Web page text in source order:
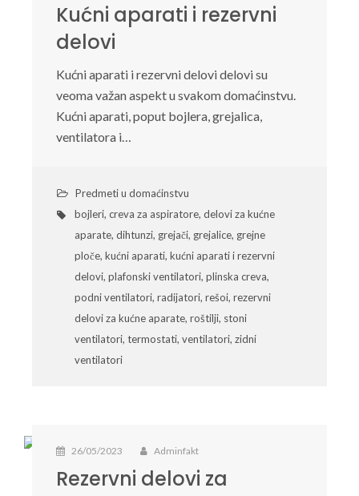
Kućni aparati i rezervni
delovi
Kućni aparati i rezervni delovi delovi su
veoma važan aspekt u svakom domaćinstvu.
Kućni aparati, poput bojlera, grejalica,
ventilatora i…
Predmeti u domaćinstvu
bojleri, creva za aspiratore, delovi za kućne
aparate, dihtunzi, grejači, grejalice, grejne
ploče, kućni aparati, kućni aparati i rezervni
delovi, plafonski ventilatori, plinska creva,
podni ventilatori, radijatori, rešoi, rezervni
delovi za kućne aparate, roštilji, stoni
ventilatori, termostati, ventilatori, zidni
ventilatori
26/05/2023 Adminfakt
Rezervni delovi za